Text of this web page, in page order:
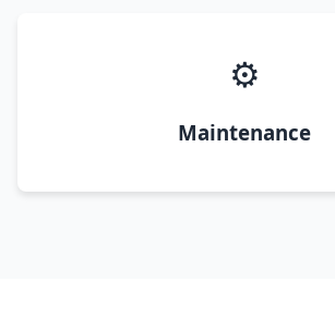
⚙️
Maintenance